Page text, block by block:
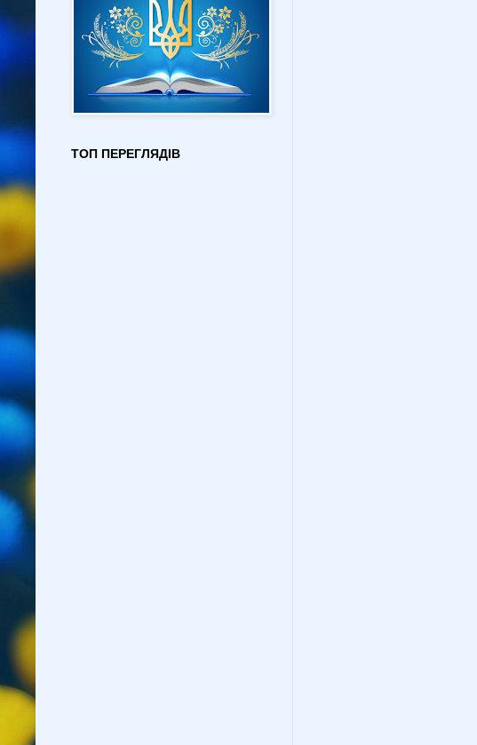
ТОП ПЕРЕГЛЯДІВ